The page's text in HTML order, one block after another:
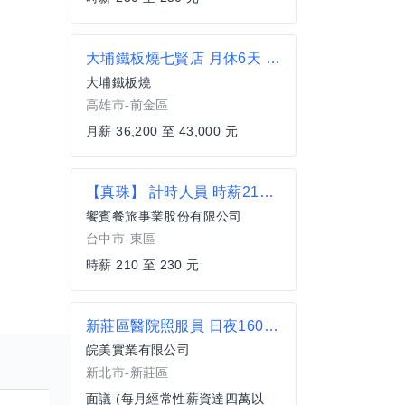
大埔鐵板燒七賢店 月休6天 36200起
大埔鐵板燒
高雄市-前金區
月薪 36,200 至 43,000 元
【真珠】 計時人員 時薪210起 歡迎兼職、工讀者加入【台中市東區】
饗賓餐旅事業股份有限公司
台中市-東區
時薪 210 至 230 元
新莊區醫院照服員 日夜1600/2800元 備證照
皖美實業有限公司
新北市-新莊區
面議 (每月經常性薪資達四萬以